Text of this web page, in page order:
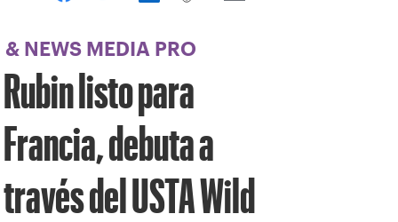
& NEWS MEDIA PRO
Rubin listo para
Francia, debuta a
través del USTA Wild